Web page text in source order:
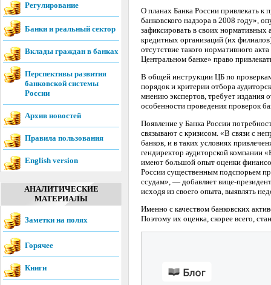
Регулирование
Банки и реальный сектор
Вклады граждан в банках
Перспективы развития
банковской системы
России
Архив новостей
Правила пользования
English version
АНАЛИТИЧЕСКИЕ
МАТЕРИАЛЫ
Заметки на полях
Горячее
Книги
О планах Банка России привлекать к
банковского надзора в 2008 году»,
зафиксировать в своих
кредитных организаций (их
отсутствие такого нормативного
Центральном банке» право
В общей инструкции ЦБ по
порядок и критерии отбора
мнению экспертов, требует издания
особенности проведения проверок
Появление у Банка России
связывают с кризисом. «В связи с
банков, и в таких условиях
гендиректор аудиторской компании
имеют большой опыт оценки
России существенным подспорьем
ссудам», — добавляет вице-
исходя из своего опыта, выявлять
Именно с качеством банковских
Поэтому их оценка, скорее всего,